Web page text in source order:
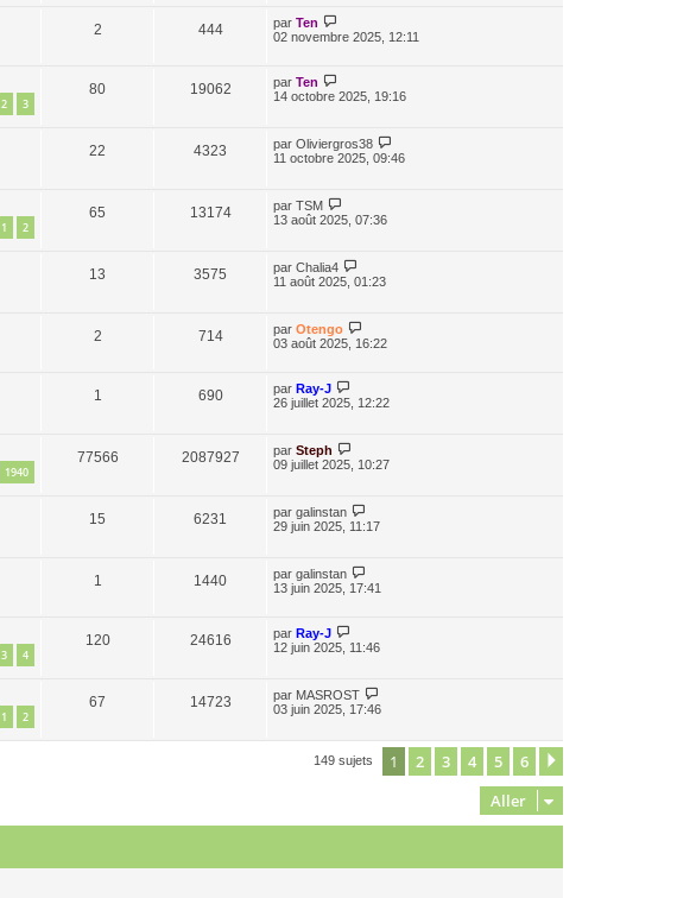
2 444 par Ten
02 novembre 2025, 12:11
2 3
80 19062 par Ten
14 octobre 2025, 19:16
22 4323 par Oliviergros38
11 octobre 2025, 09:46
1 2
65 13174 par TSM
13 août 2025, 07:36
13 3575 par Chalia4
11 août 2025, 01:23
2 714 par Otengo
03 août 2025, 16:22
1 690 par Ray-J
26 juillet 2025, 12:22
1940
77566 2087927 par Steph
09 juillet 2025, 10:27
15 6231 par galinstan
29 juin 2025, 11:17
1 1440 par galinstan
13 juin 2025, 17:41
3 4
120 24616 par Ray-J
12 juin 2025, 11:46
1 2
67 14723 par MASROST
03 juin 2025, 17:46
149 sujets 1 2 3 4 5 6
Aller